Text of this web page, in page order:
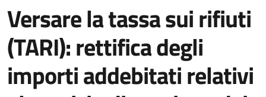
Versare la tassa sui rifiuti
(TARI): rettifica degli
importi addebitati relativi